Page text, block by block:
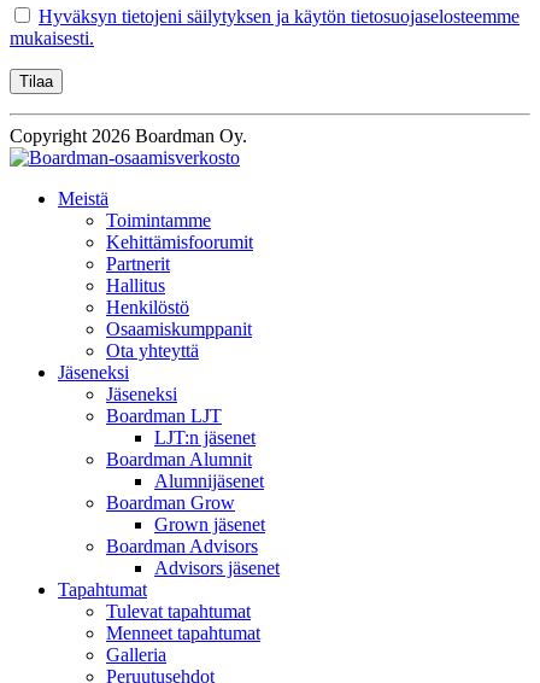
Hyväksyn tietojeni säilytyksen ja käytön tietosuojaselosteemme
mukaisesti.
Copyright 2026 Boardman Oy.
Meistä
Toimintamme
Kehittämisfoorumit
Partnerit
Hallitus
Henkilöstö
Osaamiskumppanit
Ota yhteyttä
Jäseneksi
Jäseneksi
Boardman LJT
LJT:n jäsenet
Boardman Alumnit
Alumnijäsenet
Boardman Grow
Grown jäsenet
Boardman Advisors
Advisors jäsenet
Tapahtumat
Tulevat tapahtumat
Menneet tapahtumat
Galleria
Peruutusehdot